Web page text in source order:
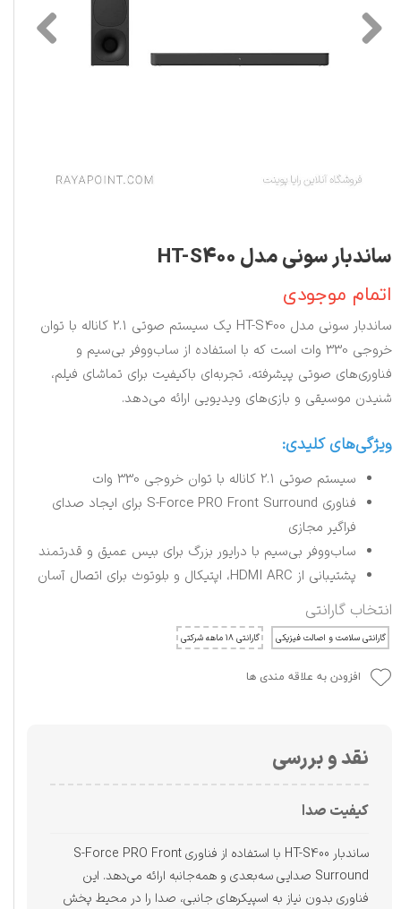
ساندبار سونی مدل HT-S400
اتمام موجودی
ساندبار سونی مدل HT-S400 یک سیستم صوتی 2.1 کاناله با توان
خروجی 330 وات است که با استفاده از ساب‌ووفر بی‌سیم و
فناوری‌های صوتی پیشرفته، تجربه‌ای باکیفیت برای تماشای فیلم،
شنیدن موسیقی و بازی‌های ویدیویی ارائه می‌دهد.
ویژگی‌های کلیدی:
سیستم صوتی 2.1 کاناله با توان خروجی 330 وات
فناوری S-Force PRO Front Surround برای ایجاد صدای
فراگیر مجازی
ساب‌ووفر بی‌سیم با درایور بزرگ برای بیس عمیق و قدرتمند
پشتیبانی از HDMI ARC، اپتیکال و بلوتوث برای اتصال آسان
انتخاب گارانتی
گارانتی سلامت و اصالت فیزیکی گارانتی ۱۸ ماهه شرکتی
افزودن به علاقه مندی ها
نقد و بررسی
کیفیت صدا
ساندبار HT-S400 با استفاده از فناوری S-Force PRO Front
Surround صدایی سه‌بعدی و همه‌جانبه ارائه می‌دهد. این
فناوری بدون نیاز به اسپیکرهای جانبی، صدا را در محیط پخش